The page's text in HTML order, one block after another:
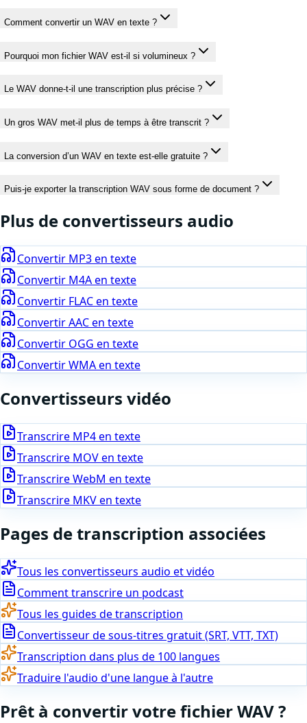
Comment convertir un WAV en texte ?
Pourquoi mon fichier WAV est-il si volumineux ?
Le WAV donne-t-il une transcription plus précise ?
Un gros WAV met-il plus de temps à être transcrit ?
La conversion d’un WAV en texte est-elle gratuite ?
Puis-je exporter la transcription WAV sous forme de document ?
Plus de convertisseurs audio
Convertir MP3en texte
Convertir M4Aen texte
Convertir FLACen texte
ConvertirAACen texte
Convertir OGG en texte
ConvertirWMAen texte
Convertisseurs vidéo
Transcrire MP4en texte
Transcrire MOVen texte
TranscrireWebM en texte
Transcrire MKVen texte
Pages de transcription associées
Tous les convertisseurs audio et vidéo
Comment transcrire un podcast
Tous les guides de transcription
Convertisseur de sous-titres gratuit (SRT, VTT, TXT)
Transcription dans plus de 100 langues
Traduire l'audio d'une langue à l'autre
Prêt à convertirvotre fichierWAV?